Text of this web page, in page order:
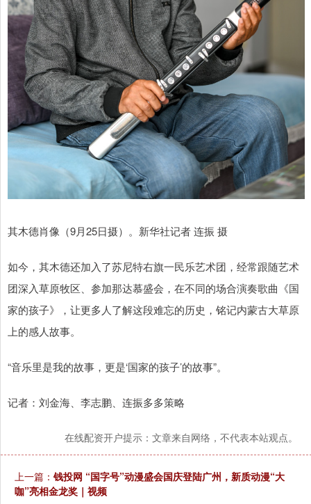
其木德肖像（9月25日摄）。新华社记者 连振 摄
如今，其木德还加入了苏尼特右旗一民乐艺术团，经常跟随艺术
团深入草原牧区、参加那达慕盛会，在不同的场合演奏歌曲《国
家的孩子》，让更多人了解这段难忘的历史，铭记内蒙古大草原
上的感人故事。
“音乐里是我的故事，更是‘国家的孩子’的故事”。
记者：刘金海、李志鹏、连振多多策略
在线配资开户提示：文章来自网络，不代表本站观点。
上一篇： 钱投网 “国字号”动漫盛会国庆登陆广州，新质动漫“大
咖”亮相金龙奖｜视频